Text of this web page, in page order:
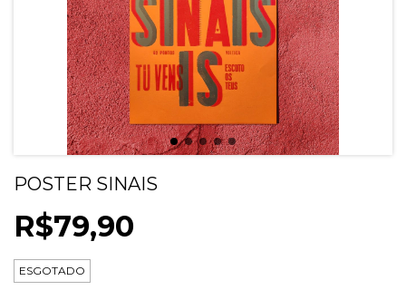
POSTER SINAIS
R$79,90
ESGOTADO